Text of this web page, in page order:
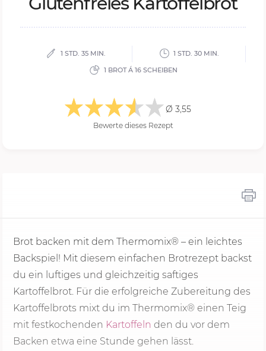
1 STD. 35 MIN.
1 STD. 30 MIN.
1 BROT Á 16 SCHEIBEN
Ø 3,55
Bewerte dieses Rezept
Brot backen mit dem Thermomix® – ein leichtes
Backspiel! Mit diesem einfachen Brotrezept backst
du ein luftiges und gleichzeitig saftiges
Kartoffelbrot. Für die erfolgreiche Zubereitung des
Kartoffelbrots mixt du im Thermomix® einen Teig
mit festkochenden Kartoffeln den du vor dem
Backen etwa eine Stunde gehen lässt.